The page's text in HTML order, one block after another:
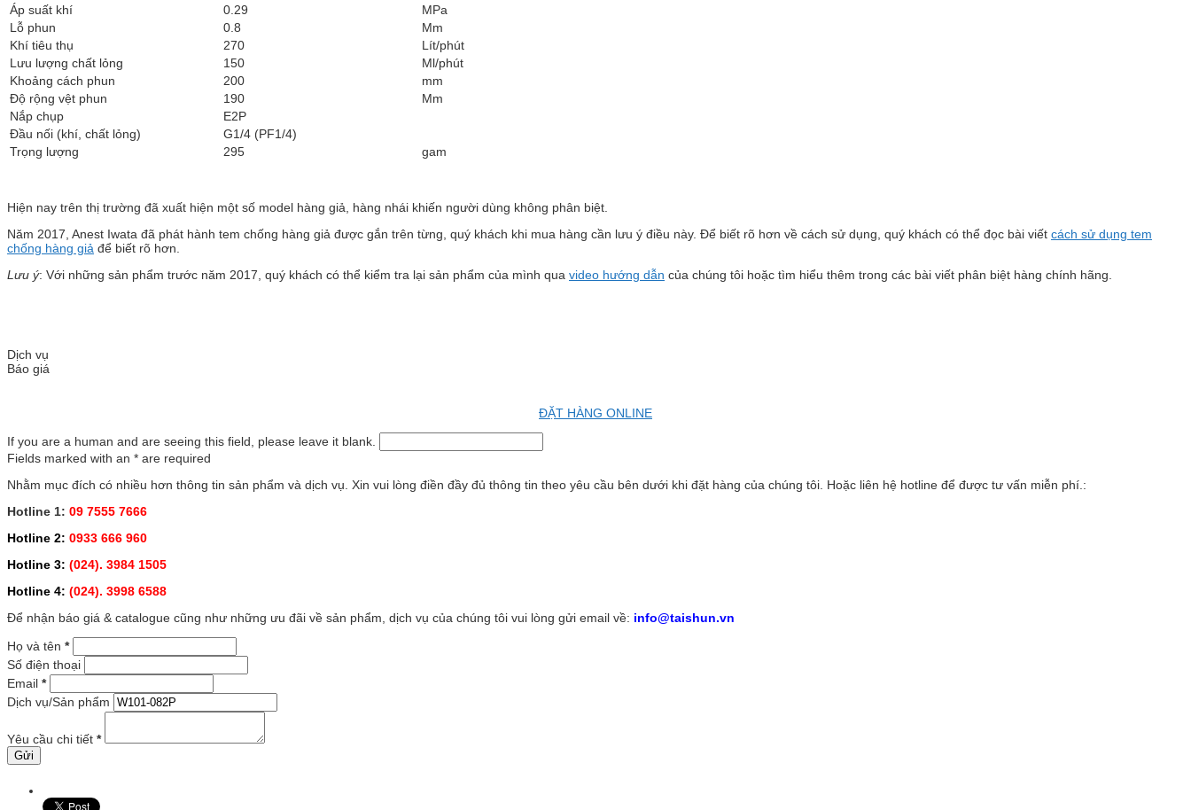
Áp suất khí
0.29
MPa
Lỗ phun
0.8
Mm
Khí tiêu thụ
270
Lít/phút
Lưu lượng chất lỏng
150
Ml/phút
Khoảng cách phun
200
mm
Độ rộng vệt phun
190
Mm
Nắp chụp
E2P
Đầu nối (khí, chất lỏng)
G1/4 (PF1/4)
Trọng lượng
295 gam
Hiện nay trên thị trường đã xuất hiện một số model hàng giả, hàng nhái khiến người dùng không phân biệt.
Năm 2017, Anest Iwata đã phát hành tem chống hàng giả được gắn trên từng, quý khách khi mua hàng cần lưu ý điều này. Để biết rõ hơn về cách sử dụng, quý khách có thể đọc bài viết cách sử dụng tem
chống hàng giả để biết rõ hơn.
Lưu ý: Với những sản phẩm trước năm 2017, quý khách có thể kiểm tra lại sản phẩm của mình qua video hướng dẫn của chúng tôi hoặc tìm hiểu thêm trong các bài viết phân biệt hàng chính hãng.
Dịch vụ
Báo giá
ĐẶT HÀNG ONLINE
If you are a human and are seeing this field, please leave it blank.
Fields marked with an * are required
Nhằm mục đích có nhiều hơn thông tin sản phẩm và dịch vụ. Xin vui lòng điền đầy đủ thông tin theo yêu cầu bên dưới khi đặt hàng của chúng tôi. Hoặc liên hệ hotline để được tư vấn miễn phí.:
Hotline 1: 09 7555 7666
Hotline 2: 0933 666 960
Hotline 3: (024). 3984 1505
Hotline 4: (024). 3998 6588
Để nhận báo giá & catalogue cũng như những ưu đãi về sản phẩm, dịch vụ của chúng tôi vui lòng gửi email về: info@taishun.vn
Họ và tên *
Số điện thoại
Email *
Dịch vụ/Sản phẩm
Yêu cầu chi tiết *